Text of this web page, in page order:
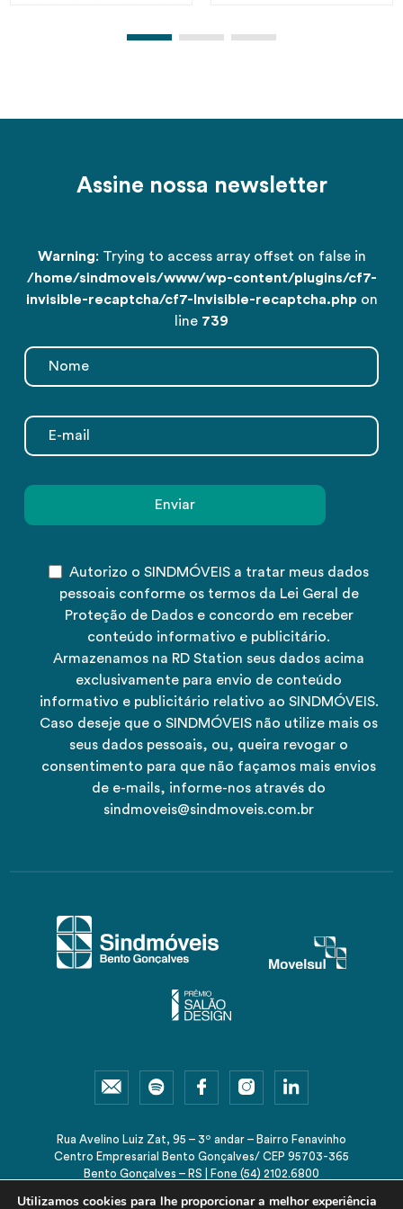
Assine nossa newsletter
Warning: Trying to access array offset on false in
/home/sindmoveis/www/wp-content/plugins/cf7-
invisible-recaptcha/cf7-Invisible-recaptcha.php on
line 739
Autorizo o SINDMÓVEIS a tratar meus dados
pessoais conforme os termos da Lei Geral de
Proteção de Dados e concordo em receber
conteúdo informativo e publicitário.
Armazenamos na RD Station seus dados acima
exclusivamente para envio de conteúdo
informativo e publicitário relativo ao SINDMÓVEIS.
Caso deseje que o SINDMÓVEIS não utilize mais os
seus dados pessoais, ou, queira revogar o
consentimento para que não façamos mais envios
de e-mails, informe-nos através do
sindmoveis@sindmoveis.com.br
Rua Avelino Luiz Zat, 95 – 3º andar – Bairro Fenavinho
Centro Empresarial Bento Gonçalves/ CEP 95703-365
Bento Gonçalves – RS | Fone (54) 2102.6800
Utilizamos cookies para lhe proporcionar a melhor experiência